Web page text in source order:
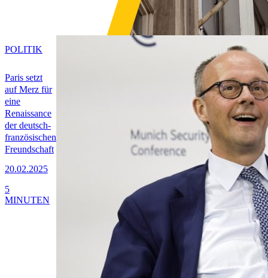
Paris setzt
auf Merz für
eine
Renaissance
der deutsch-
französischen
Freundschaft
20.02.2025
POLITIK
5
MINUTEN